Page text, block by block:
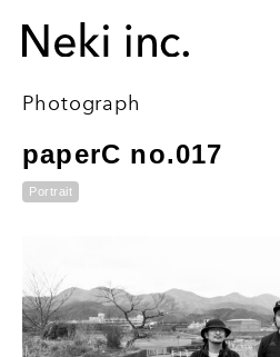
Photograph
paperC no.017
Portrait